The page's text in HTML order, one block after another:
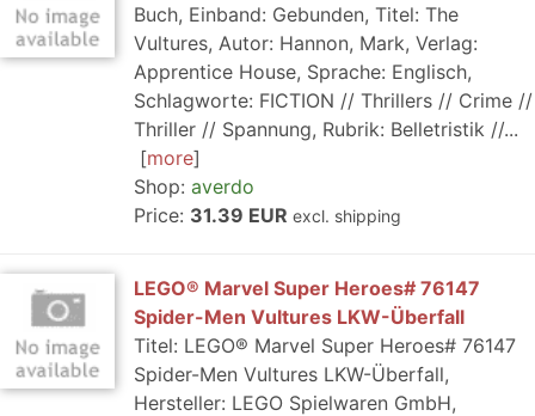
Buch, Einband: Gebunden, Titel: The
Vultures, Autor: Hannon, Mark, Verlag:
Apprentice House, Sprache: Englisch,
Schlagworte: FICTION // Thrillers // Crime //
Thriller // Spannung, Rubrik: Belletristik //...
more
Shop: averdo
Price: 31.39 EUR excl. shipping
LEGO® Marvel Super Heroes# 76147
Spider-Men Vultures LKW-Überfall
Titel: LEGO® Marvel Super Heroes# 76147
Spider-Men Vultures LKW-Überfall,
Hersteller: LEGO Spielwaren GmbH,